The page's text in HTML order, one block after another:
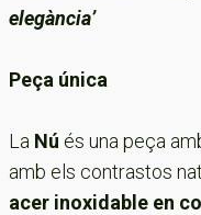
elegància’
Peça única
La Nú és una peça
amb els contrastos
acer inoxidable en